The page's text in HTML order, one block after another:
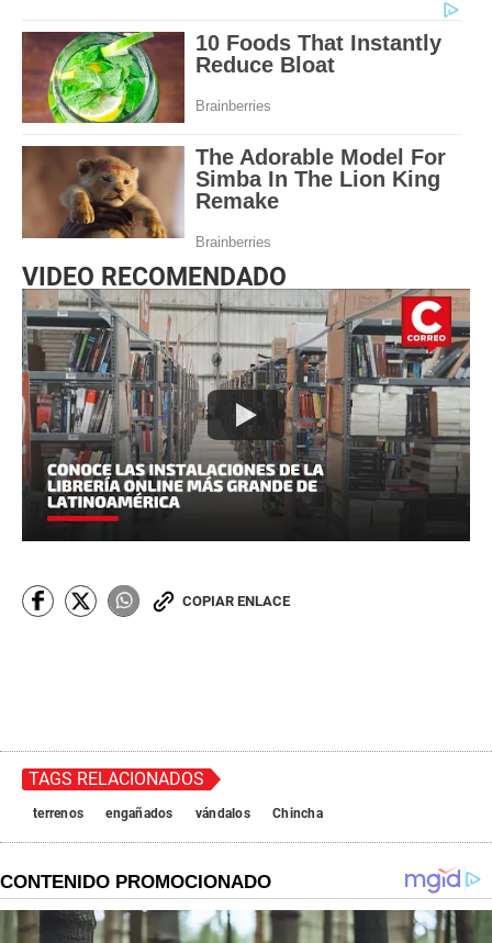
VIDEO RECOMENDADO
COPIAR ENLACE
TAGS RELACIONADOS
terrenos engañados vándalos Chincha